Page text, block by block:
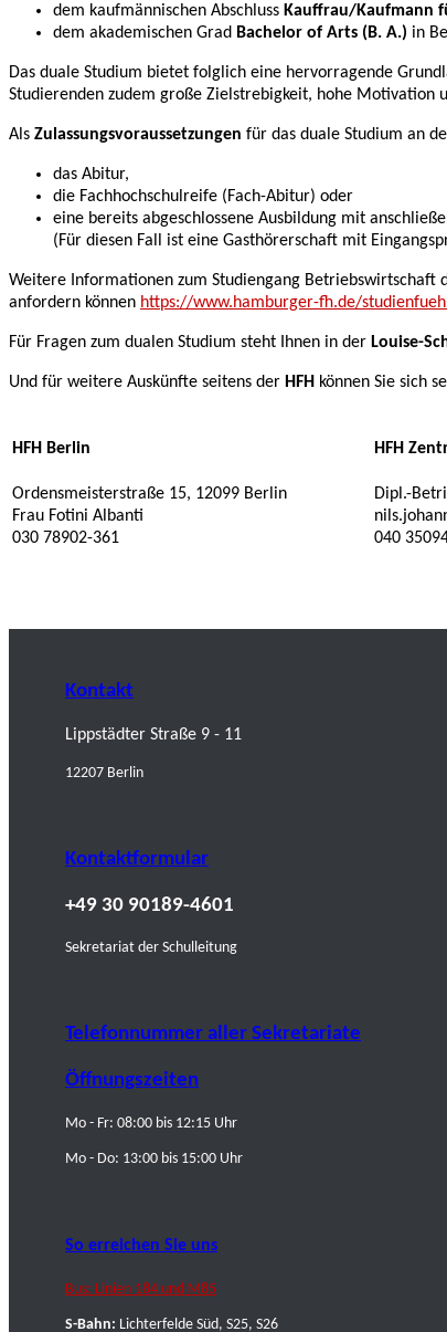
dem kaufmännischen Abschluss Kauffrau/Kaufmann
dem akademischen Grad Bachelor of Arts (B. A.) in
Das duale Studium bietet folglich eine hervorragende
Studierenden zudem große Zielstrebigkeit, hohe Motivation
Als Zulassungsvoraussetzungen für das duale Studium an
das Abitur,
die Fachhochschulreife (Fach-Abitur) oder
eine bereits abgeschlossene Ausbildung mit
(Für diesen Fall ist eine Gasthörerschaft mit
Weitere Informationen zum Studiengang Betriebswirtschaft
anfordern können https://www.hamburger-fh.de/
Für Fragen zum dualen Studium steht Ihnen in der Louise-
Und für weitere Auskünfte seitens der HFH können Sie sich
HFH Berlin
Ordensmeisterstraße 15, 12099 Berlin
Frau Fotini Albanti
030 78902-361
HFH
Dipl.-
040
Kontakt
Lippstädter Straße 9 - 11
12207 Berlin
Kontaktformular
+49 30 90189-4601
Sekretariat der Schulleitung
Telefonnummer aller Sekretariate
Öffnungszeiten
Mo - Fr: 08:00 bis 12:15 Uhr
Mo - Do: 13:00 bis 15:00 Uhr
So erreichen Sie uns
Bus: Linien 184 und M85
S-Bahn: Lichterfelde Süd, S25, S26